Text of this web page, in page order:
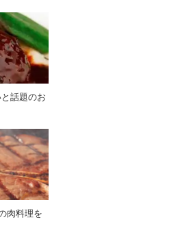
話題のお
肉料理を